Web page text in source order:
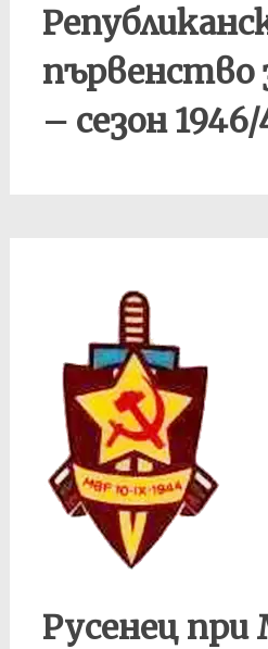
първенство
– сезон 1946/
Русенец